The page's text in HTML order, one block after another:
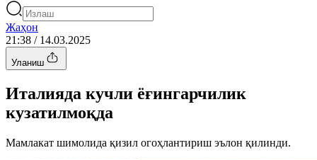
Жаҳон
21:38 / 14.03.2025
Уланиш
Италияда кучли ёғингарчилик
кузатилмоқда
Мамлакат шимолида қизил огоҳлантириш эълон қилинди.